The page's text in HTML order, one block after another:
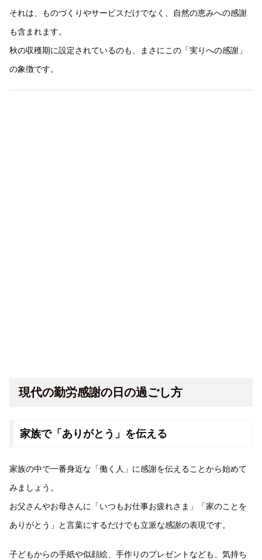
それは、ものづくりやサービスだけでなく、自然の恵みへの感謝
も含まれます。
秋の収穫期に設定されているのも、まさにこの「実りへの感謝」
の象徴です。
現代の勤労感謝の日の過ごし方
家族で「ありがとう」を伝える
家族の中で一番身近な「働く人」に感謝を伝えることから始めて
みましょう。
お父さんやお母さんに「いつもお仕事お疲れさま」「家のことを
ありがとう」と言葉にするだけでも立派な感謝の表現です。
子どもからの手紙や似顔絵、手作りのプレゼントなども、気持ち